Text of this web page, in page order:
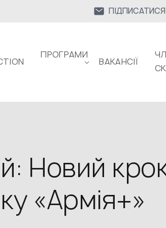
ПРОГРАМИ
ВАКАНСІЇ
Новий
«Армія+»